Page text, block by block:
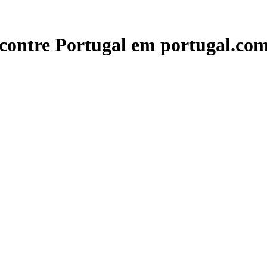
Portugal em